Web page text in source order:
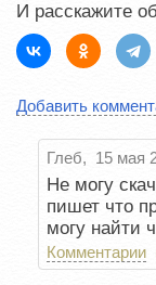
И расскажите
Добавить
Глеб, 15 мая
Не могу
пишет что
могу найти
Комментарии